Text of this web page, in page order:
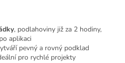
, podlahoviny již za 2 hodiny,
aplikaci
pevný a rovný podklad
pro rychlé projekty